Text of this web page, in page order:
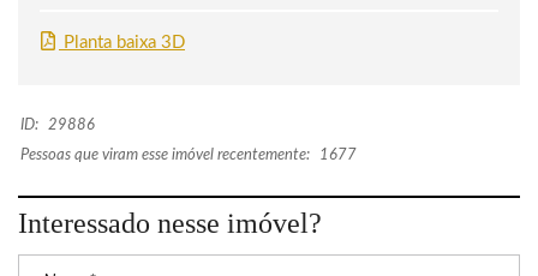
Planta baixa 3D
ID:
29886
Pessoas que viram esse imóvel recentemente:
1677
Interessado nesse imóvel?